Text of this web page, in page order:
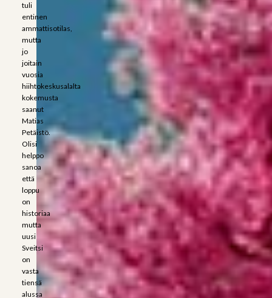
tuli
entinen
ammattisotilas,
mutta
jo
joitain
vuosia
hiihtokeskusalalta
kokemusta
saanut
Matias
Petäistö.
Olisi
helppo
sanoa
että
loppu
on
historiaa
mutta
uusi
Sveitsi
on
vasta
tiensä
alussa